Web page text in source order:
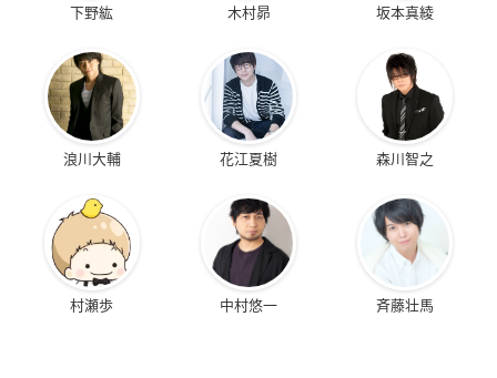
下野紘 木村昴 坂本真綾
浪川大輔 花江夏樹 森川智之
村瀬歩 中村悠一 斉藤壮馬